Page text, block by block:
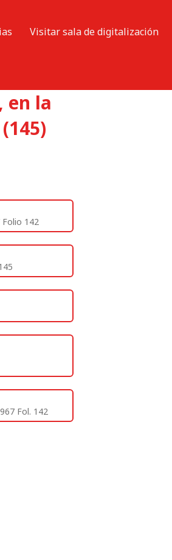
Visitar sala de digitalización
en la
Folio 142
Fol. 142